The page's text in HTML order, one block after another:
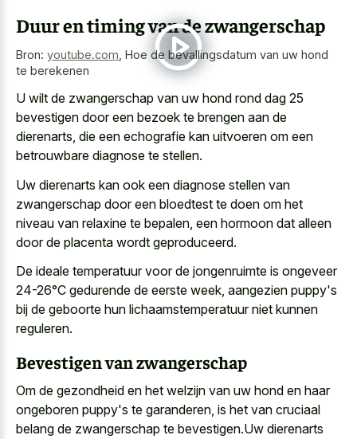
Duur en timing van de zwangerschap
Bron: youtube.com Hoe de bevallingsdatum van uw hond
te berekenen
U wilt de zwangerschap van uw hond rond dag 25
bevestigen door een bezoek te brengen aan de
dierenarts, die een echografie kan uitvoeren om een
betrouwbare diagnose te stellen.
Uw dierenarts kan ook een diagnose stellen van
zwangerschap door een bloedtest te doen om het
niveau van relaxine te bepalen, een hormoon dat alleen
door de placenta wordt geproduceerd.
De ideale temperatuur voor de jongenruimte is ongeveer
24-26°C gedurende de eerste week, aangezien puppy's
bij de geboorte hun lichaamstemperatuur niet kunnen
reguleren.
Bevestigen van zwangerschap
Om de gezondheid en het welzijn van uw hond en haar
ongeboren puppy's te garanderen, is het van cruciaal
belang de zwangerschap te bevestigen.Uw dierenarts